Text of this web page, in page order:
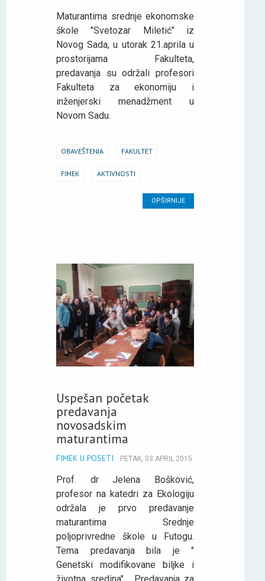
Maturantima srednje ekonomske
škole "Svetozar Miletić" iz
Novog Sada, u utorak 21.aprila u
prostorijama Fakulteta,
predavanja su održali profesori
Fakulteta za ekonomiju i
inženjerski menadžment u
Novom Sadu.
OBAVEŠTENJA FAKULTET
FIMEK AKTIVNOSTI
OPŠIRNIJE
Uspešan početak
predavanja
novosadskim
maturantima
FIMEK U POSETI PETAK, 03 APRIL 2015
Prof. dr Jelena Bošković,
profesor na katedri za Ekologiju
održala je prvo predavanje
maturantima Srednje
poljoprivredne škole u Futogu.
Tema predavanja bila je "
Genetski modifikovane biljke i